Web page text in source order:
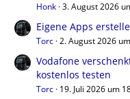
Honk 3. August 2026
Eigene Apps
Torc 2. August 2026
Vodafone
kostenlos testen
Torc 19. Juli 2026 um